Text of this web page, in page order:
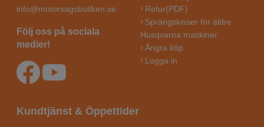
info@motorsagsbutiken.se
Följ oss på sociala
medier!
Retur(PDF)
Sprängskisser för äldre
Husqvarna maskiner
Ångra köp
Logga in
Kundtjänst & Öppettider